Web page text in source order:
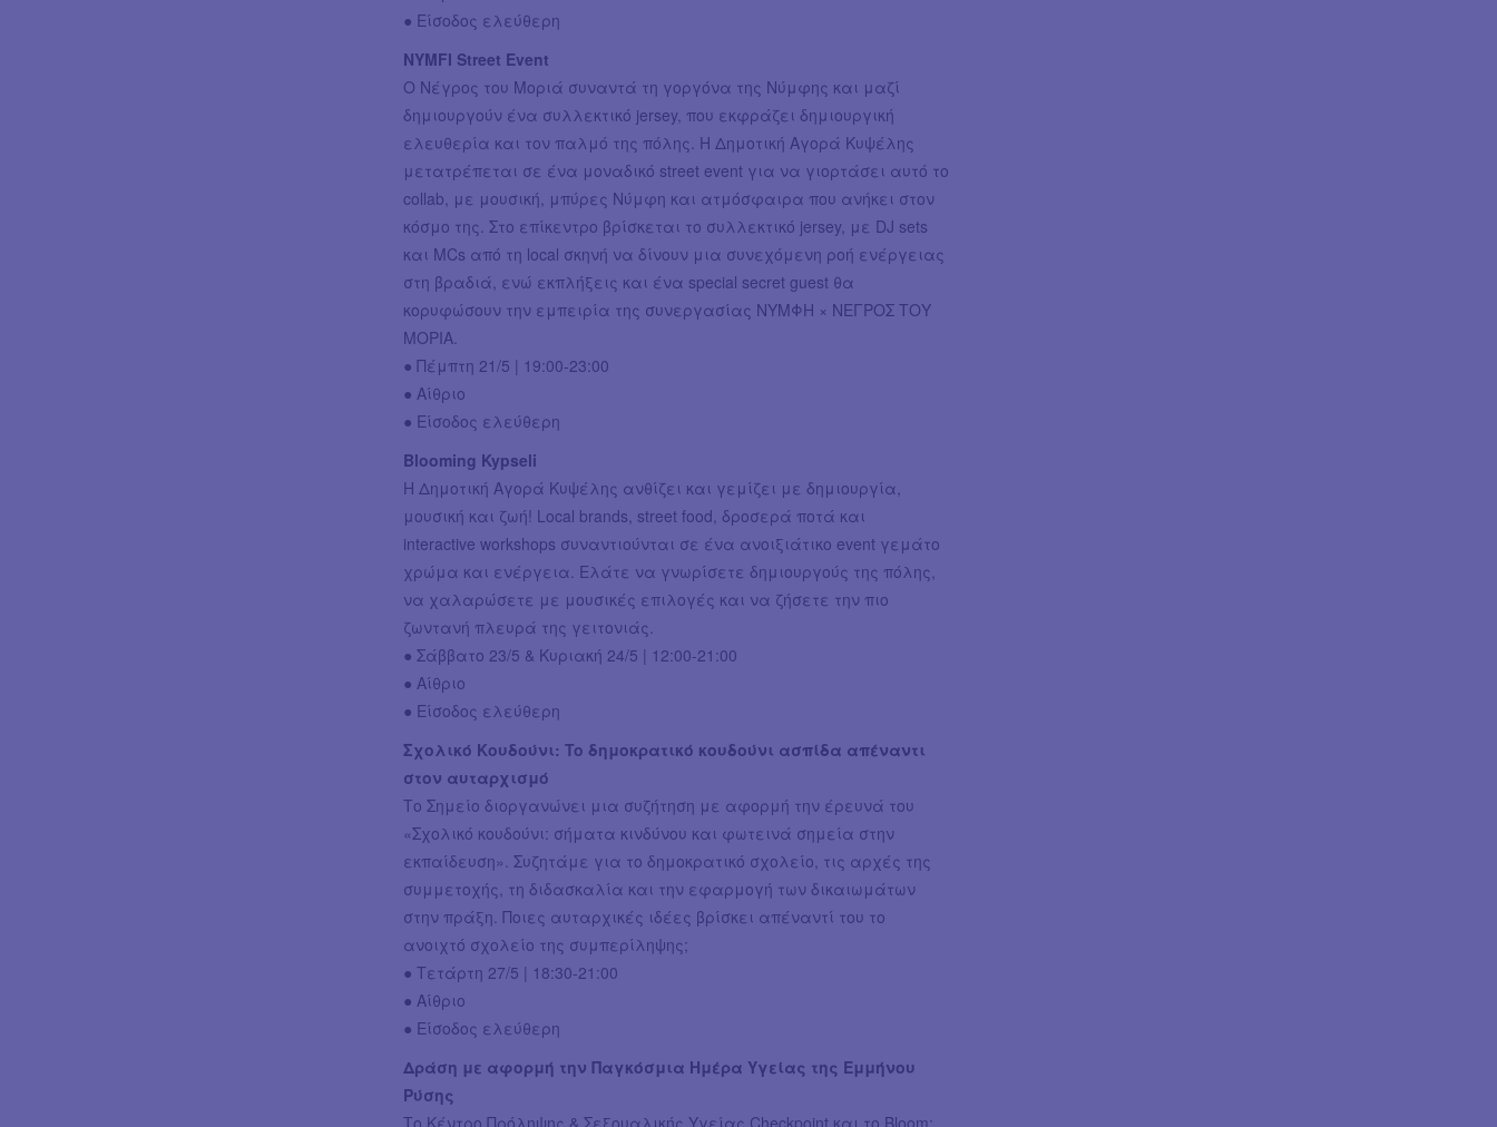
● Είσοδος ελεύθερη
NYMFI Street Event
Ο Νέγρος του Μοριά συναντά τη γοργόνα της Νύμφης και μαζί
δημιουργούν ένα συλλεκτικό jersey, που εκφράζει δημιουργική
ελευθερία και τον παλμό της πόλης. H Δημοτική Αγορά Κυψέλης
μετατρέπεται σε ένα μοναδικό street event για να γιορτάσει αυτό το
collab, με μουσική, μπύρες Νύμφη και ατμόσφαιρα που ανήκει στον
κόσμο της. Στο επίκεντρο βρίσκεται το συλλεκτικό jersey, με DJ sets
και MCs από τη local σκηνή να δίνουν μια συνεχόμενη ροή ενέργειας
στη βραδιά, ενώ εκπλήξεις και ένα special secret guest θα
κορυφώσουν την εμπειρία της συνεργασίας ΝΥΜΦΗ × ΝΕΓΡΟΣ ΤΟΥ
ΜΟΡΙΑ.
● Πέμπτη 21/5 | 19:00-23:00
● Αίθριο
● Είσοδος ελεύθερη
Blooming Kypseli
Η Δημοτική Αγορά Κυψέλης ανθίζει και γεμίζει με δημιουργία,
μουσική και ζωή! Local brands, street food, δροσερά ποτά και
interactive workshops συναντιούνται σε ένα ανοιξιάτικο event γεμάτο
χρώμα και ενέργεια. Ελάτε να γνωρίσετε δημιουργούς της πόλης,
να χαλαρώσετε με μουσικές επιλογές και να ζήσετε την πιο
ζωντανή πλευρά της γειτονιάς.
● Σάββατο 23/5 & Κυριακή 24/5 | 12:00-21:00
● Αίθριο
● Είσοδος ελεύθερη
Σχολικό Κουδούνι: To δημοκρατικό κουδούνι ασπίδα απέναντι
στον αυταρχισμό
Το Σημείο διοργανώνει μια συζήτηση με αφορμή την έρευνά του
«Σχολικό κουδούνι: σήματα κινδύνου και φωτεινά σημεία στην
εκπαίδευση». Συζητάμε για το δημοκρατικό σχολείο, τις αρχές της
συμμετοχής, τη διδασκαλία και την εφαρμογή των δικαιωμάτων
στην πράξη. Ποιες αυταρχικές ιδέες βρίσκει απέναντί του το
ανοιχτό σχολείο της συμπερίληψης;
● Τετάρτη 27/5 | 18:30-21:00
● Αίθριο
● Είσοδος ελεύθερη
Δράση με αφορμή την Παγκόσμια Ημέρα Υγείας της Εμμήνου
Ρύσης
Το Κέντρο Πρόληψης & Σεξουαλικής Υγείας Checkpoint και το Bloom: